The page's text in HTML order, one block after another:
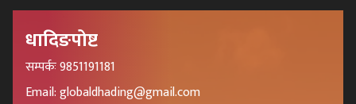
धादिङपोष्ट
सम्पर्कः 9851191181
Email: globaldhading@gmail.com